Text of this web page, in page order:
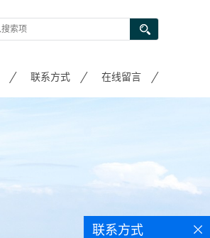
联系方式 在线留言
联系方式